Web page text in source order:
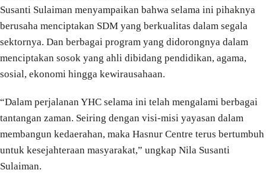
Susanti Sulaiman menyampaikan bahwa selama ini pihaknya
berusaha menciptakan SDM yang berkualitas dalam segala
sektornya. Dan berbagai program yang didorongnya dalam
menciptakan sosok yang ahli dibidang pendidikan, agama,
sosial, ekonomi hingga kewirausahaan.
“Dalam perjalanan YHC selama ini telah mengalami berbagai
tantangan zaman. Seiring dengan visi-misi yayasan dalam
membangun kedaerahan, maka Hasnur Centre terus bertumbuh
untuk kesejahteraan masyarakat,” ungkap Nila Susanti
Sulaiman.